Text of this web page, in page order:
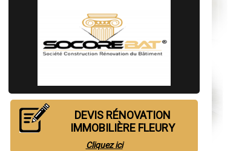
DEVIS RÉNOVATION
IMMOBILIÈRE FLEURY
Cliquez ici